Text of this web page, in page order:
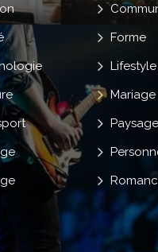
Forme
Lifestyle
Mariage
Paysage